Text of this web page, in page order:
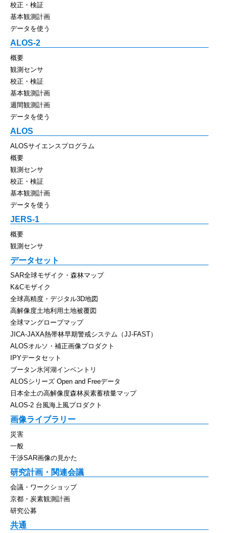
校正・検証
基本観測計画
データを使う
ALOS-2
概要
観測センサ
校正・検証
基本観測計画
週間観測計画
データを使う
ALOS
ALOSサイエンスプログラム
概要
観測センサ
校正・検証
基本観測計画
データを使う
JERS-1
概要
観測センサ
データセット
SAR全球モザイク・森林マップ
K&Cモザイク
全球高精度・デジタル3D地図
高解像度土地利用土地被覆図
全球マングローブマップ
JICA-JAXA熱帯林早期警戒システム（JJ-FAST）
ALOSオルソ・補正画像プロダクト
IPYデータセット
ブータン氷河湖インベントリ
ALOSシリーズ Open and Freeデータ
日本全土の高解像度森林炭素蓄積量マップ
ALOS-2 台風海上風プロダクト
画像ライブラリー
災害
一般
干渉SAR画像の見かた
研究計画・関連会議
会議・ワークショップ
京都・炭素観測計画
研究公募
共通